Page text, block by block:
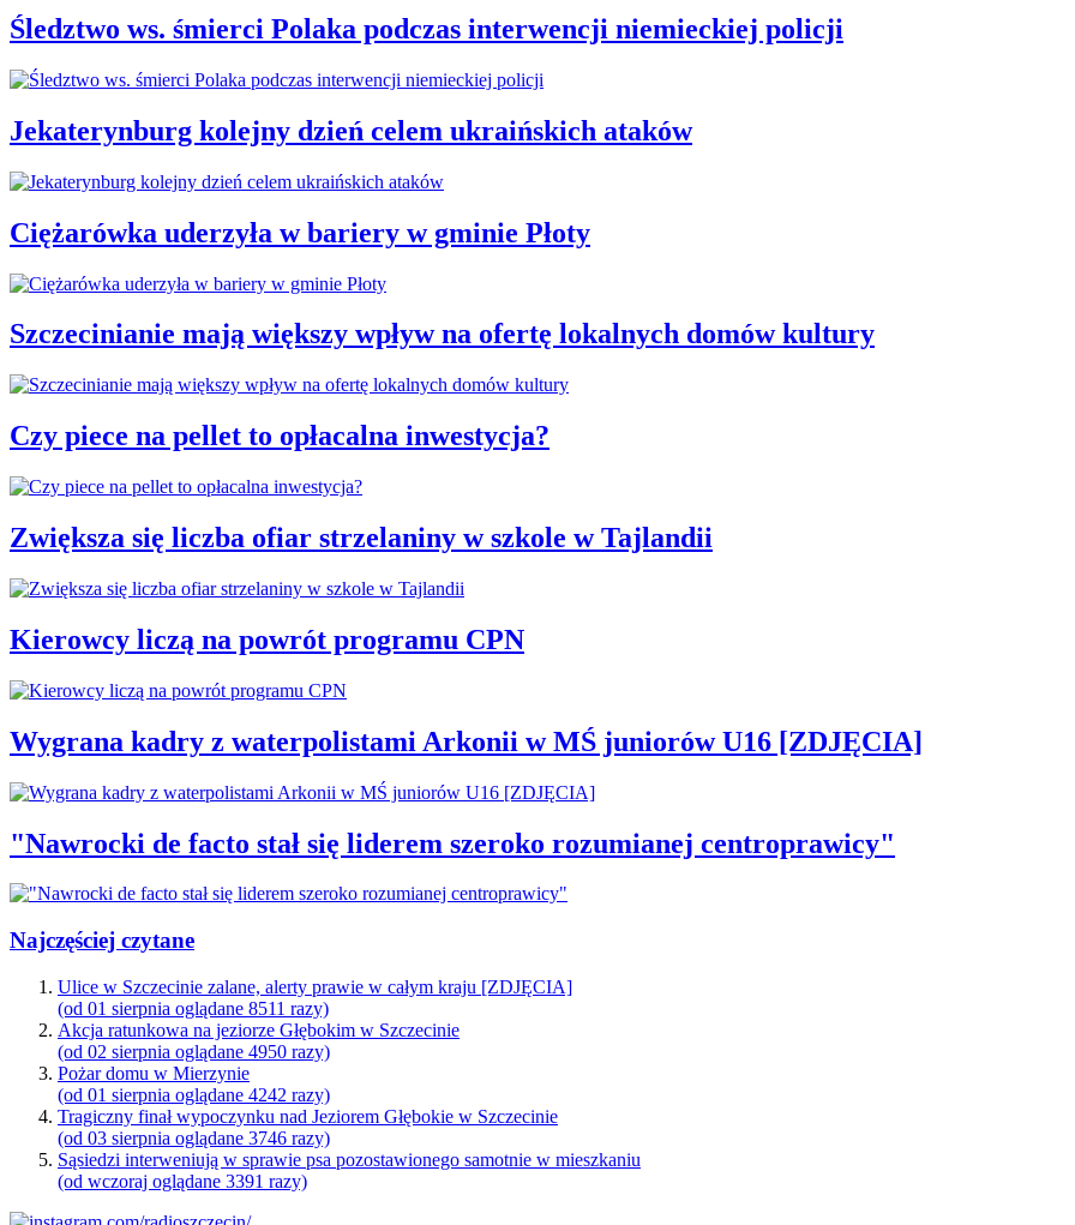
Śledztwo ws. śmierci Polaka podczas interwencji niemieckiej policji
Jekaterynburg kolejny dzień celem ukraińskich ataków
Ciężarówka uderzyła w bariery w gminie Płoty
Szczecinianie mają większy wpływ na ofertę lokalnych domów kultury
Czy piece na pellet to opłacalna inwestycja?
Zwiększa się liczba ofiar strzelaniny w szkole w Tajlandii
Kierowcy liczą na powrót programu CPN
Wygrana kadry z waterpolistami Arkonii w MŚ juniorów U16 [ZDJĘCIA]
"Nawrocki de facto stał się liderem szeroko rozumianej centroprawicy"
Najczęściej czytane
Ulice w Szczecinie zalane, alerty prawie w całym kraju [ZDJĘCIA]
(od 01 sierpnia oglądane 8511 razy)
Akcja ratunkowa na jeziorze Głębokim w Szczecinie
(od 02 sierpnia oglądane 4950 razy)
Pożar domu w Mierzynie
(od 01 sierpnia oglądane 4242 razy)
Tragiczny finał wypoczynku nad Jeziorem Głębokie w Szczecinie
(od 03 sierpnia oglądane 3746 razy)
Sąsiedzi interweniują w sprawie psa pozostawionego samotnie w mieszkaniu
(od wczoraj oglądane 3391 razy)